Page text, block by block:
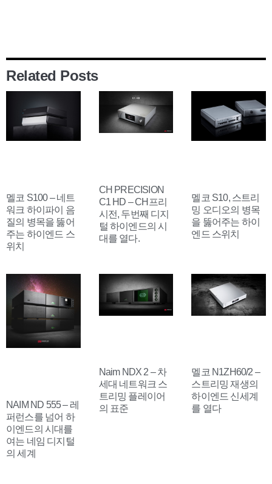
Related Posts
멜코 S100 – 네트
워크 하이파이 음
질의 병목을 뚫어
주는 하이엔드 스
위치
CH PRECISION
C1 HD – CH프리
시전, 두번째 디지
털 하이엔드의 시
대를 열다.
멜코 S10, 스트리
밍 오디오의 병목
을 뚫어주는 하이
엔드 스위치
NAIM ND 555 – 레
퍼런스를 넘어 하
이엔드의 시대를
여는 네임 디지털
의 세계
Naim NDX 2 – 차
세대 네트워크 스
트리밍 플레이어
의 표준
멜코 N1ZH60/2 –
스트리밍 재생의
하이엔드 신세계
를 열다